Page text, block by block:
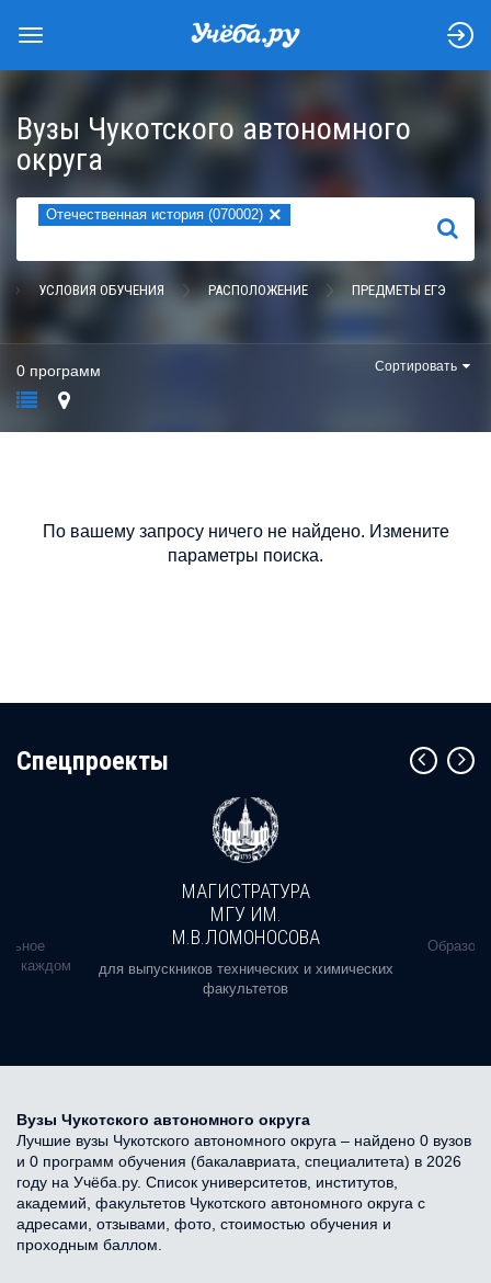
Вузы Чукотского автономного
округа
Отечественная история (070002) ×
НАЙТИ
УСЛОВИЯ ОБУЧЕНИЯ РАСПОЛОЖЕНИЕ ПРЕДМЕТЫ ЕГЭ
0 программ Сортировать
По вашему запросу ничего не найдено. Измените
параметры поиска.
Cпецпроекты
в каждом
МАГИСТРАТУРА
МГУ ИМ.
М.В.ЛОМОНОСОВА
для выпускников технических и химических
факультетов
Вузы Чукотского автономного округа
Лучшие вузы Чукотского автономного округа – найдено 0 вузов
и 0 программ обучения (бакалавриата, специалитета) в 2026
году на Учёба.ру. Список университетов, институтов,
академий, факультетов Чукотского автономного округа с
адресами, отзывами, фото, стоимостью обучения и
проходным баллом.